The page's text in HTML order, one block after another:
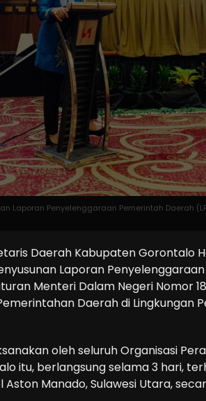
Laporan Penyelenggaraan Pemerintah Daerah
Daerah Kabupaten Gorontalo
Laporan
Menteri Dalam Negeri Nomor
Daerah di Lingkungan
oleh seluruh Organisasi
itu, berlangsung selama 3 hari,
Aston Manado, Sulawesi Utara,